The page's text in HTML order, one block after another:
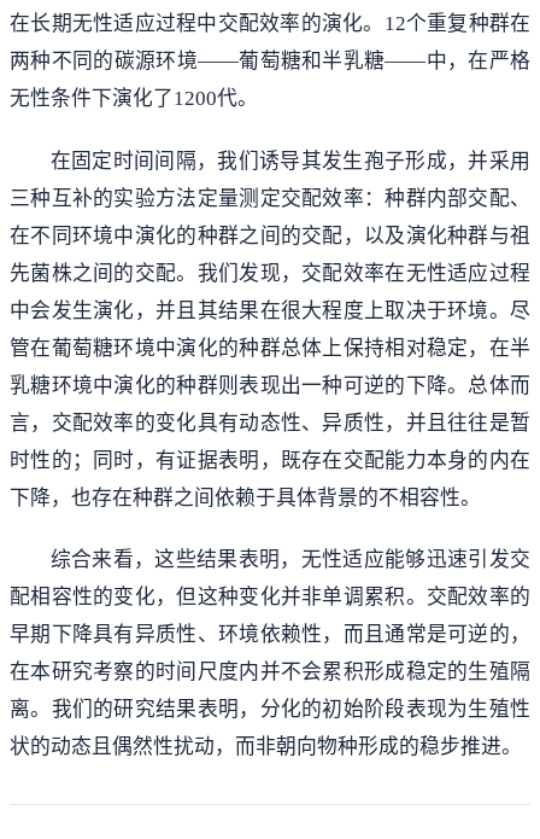
在长期无性适应过程中交配效率的演化。12个重复种群在
两种不同的碳源环境——葡萄糖和半乳糖——中，在严格
无性条件下演化了1200代。
在固定时间间隔，我们诱导其发生孢子形成，并采用
三种互补的实验方法定量测定交配效率：种群内部交配、
在不同环境中演化的种群之间的交配，以及演化种群与祖
先菌株之间的交配。我们发现，交配效率在无性适应过程
中会发生演化，并且其结果在很大程度上取决于环境。尽
管在葡萄糖环境中演化的种群总体上保持相对稳定，在半
乳糖环境中演化的种群则表现出一种可逆的下降。总体而
言，交配效率的变化具有动态性、异质性，并且往往是暂
时性的；同时，有证据表明，既存在交配能力本身的内在
下降，也存在种群之间依赖于具体背景的不相容性。
综合来看，这些结果表明，无性适应能够迅速引发交
配相容性的变化，但这种变化并非单调累积。交配效率的
早期下降具有异质性、环境依赖性，而且通常是可逆的，
在本研究考察的时间尺度内并不会累积形成稳定的生殖隔
离。我们的研究结果表明，分化的初始阶段表现为生殖性
状的动态且偶然性扰动，而非朝向物种形成的稳步推进。